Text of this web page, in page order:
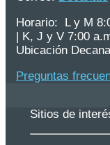
Horario: L y M
| K, J y V 7:00
Ubicación
Preguntas
Sitios de